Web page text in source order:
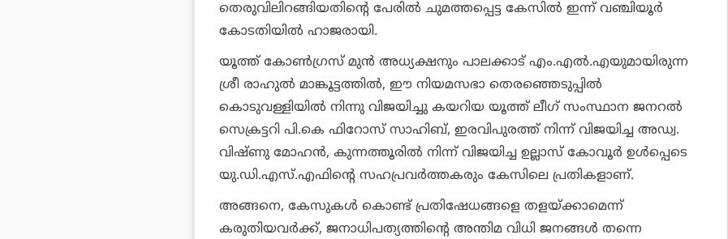
തെരുവിലിറങ്ങിയതിന്റെ പേരില്‍ ചുമത്തപ്പെട്ട കേസില്‍ ഇന്ന് വഞ്ചിയൂര്‍
കോടതിയില്‍ ഹാജരായി.
യൂത്ത് കോണ്‍ഗ്രസ് മുന്‍ അധ്യക്ഷനും പാലക്കാട് എം.എല്‍.എയുമായിരുന്ന
ശ്രീ രാഹുല്‍ മാങ്കൂട്ടത്തില്‍, ഈ നിയമസഭാ തെരഞ്ഞെടുപ്പില്‍
കൊടുവള്ളിയില്‍ നിന്നു വിജയിച്ചു കയറിയ യൂത്ത് ലീഗ് സംസ്ഥാന ജനറല്‍
സെക്രട്ടറി പി.കെ ഫിറോസ് സാഹിബ്, ഇരവിപുരത്ത് നിന്ന് വിജയിച്ച അഡ്വ.
വിഷ്ണു മോഹന്‍, കുന്നത്തൂരില്‍ നിന്ന് വിജയിച്ച ഉല്ലാസ് കോവൂര്‍ ഉള്‍പ്പെടെ
യു.ഡി.എസ്.എഫിന്റെ സഹപ്രവര്‍ത്തകരും കേസിലെ പ്രതികളാണ്.
അങ്ങനെ, കേസുകള്‍ കൊണ്ട് പ്രതിഷേധങ്ങളെ തളയ്ക്കാമെന്ന്
കരുതിയവര്‍ക്ക്, ജനാധിപത്യത്തിന്റെ അന്തിമ വിധി ജനങ്ങള്‍ തന്നെ